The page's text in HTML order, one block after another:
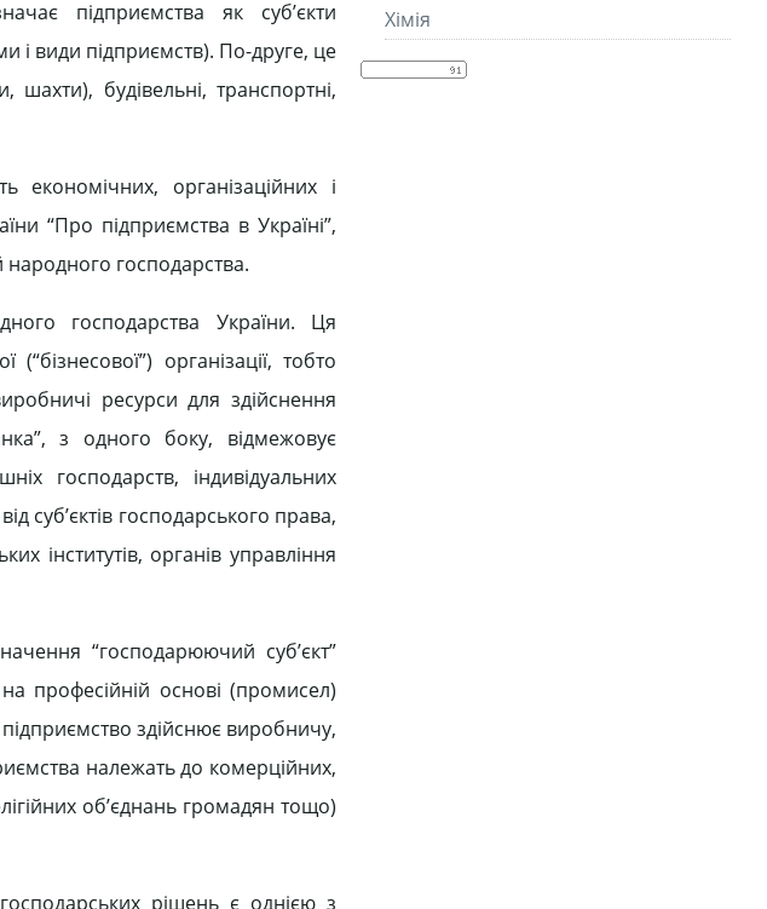
підприємства як суб’єкти
і види підприємств). По-друге, це
будівельні, транспортні,
економічних, організаційних і
“Про підприємства в Україні”,
народного господарства.
господарства України. Ця
організації, тобто
ресурси для здійснення
з одного боку, відмежовує
господарств, індивідуальних
суб’єктів господарського права,
інститутів, органів управління
“господарюючий суб’єкт”
професійній основі (промисел)
здійснює виробничу,
належать до комерційних,
об’єднань громадян тощо)
рішень є однією з
Хімія